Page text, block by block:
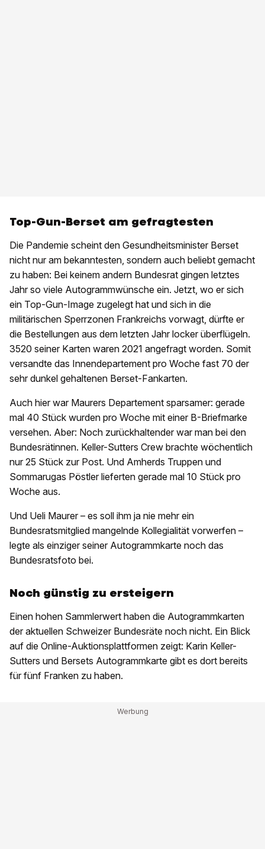
Top-Gun-Berset am gefragtesten
Die Pandemie scheint den Gesundheitsminister Berset
nicht nur am bekanntesten, sondern auch beliebt gemacht
zu haben: Bei keinem andern Bundesrat gingen letztes
Jahr so viele Autogrammwünsche ein. Jetzt, wo er sich
ein Top-Gun-Image zugelegt hat und sich in die
militärischen Sperrzonen Frankreichs vorwagt, dürfte er
die Bestellungen aus dem letzten Jahr locker überflügeln.
3520 seiner Karten waren 2021 angefragt worden. Somit
versandte das Innendepartement pro Woche fast 70 der
sehr dunkel gehaltenen Berset-Fankarten.
Auch hier war Maurers Departement sparsamer: gerade
mal 40 Stück wurden pro Woche mit einer B-Briefmarke
versehen. Aber: Noch zurückhaltender war man bei den
Bundesrätinnen. Keller-Sutters Crew brachte wöchentlich
nur 25 Stück zur Post. Und Amherds Truppen und
Sommarugas Pöstler lieferten gerade mal 10 Stück pro
Woche aus.
Und Ueli Maurer – es soll ihm ja nie mehr ein
Bundesratsmitglied mangelnde Kollegialität vorwerfen –
legte als einziger seiner Autogrammkarte noch das
Bundesratsfoto bei.
Noch günstig zu ersteigern
Einen hohen Sammlerwert haben die Autogrammkarten
der aktuellen Schweizer Bundesräte noch nicht. Ein Blick
auf die Online-Auktionsplattformen zeigt: Karin Keller-
Sutters und Bersets Autogrammkarte gibt es dort bereits
für fünf Franken zu haben.